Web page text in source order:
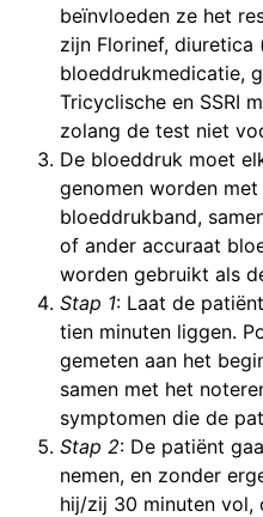
beïnvloeden ze het
zijn Florinef, diuretica
bloeddrukmedicatie,
Tricyclische en SSRI
zolang de test niet
De bloeddruk moet
genomen worden
bloeddrukband,
of ander accuraat
worden gebruikt als
Stap 1: Laat de
tien minuten liggen.
gemeten aan het
samen met het
symptomen die de
Stap 2: De patiënt
nemen, en zonder
hij/zij 30 minuten vol,